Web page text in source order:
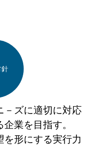
針
－ズに適切に対応
業を目指す。
形にする実行力